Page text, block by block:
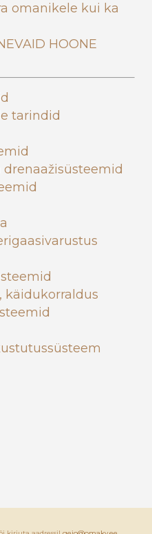
omanikele kui ka
HOONE
tarindid
käidukorraldus